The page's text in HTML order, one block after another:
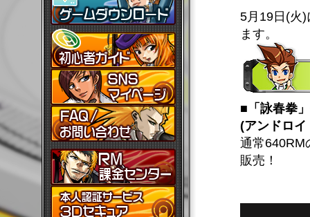
5月19日(火
ます。
■「詠春拳
(アンドロ
通常640RM
販売！